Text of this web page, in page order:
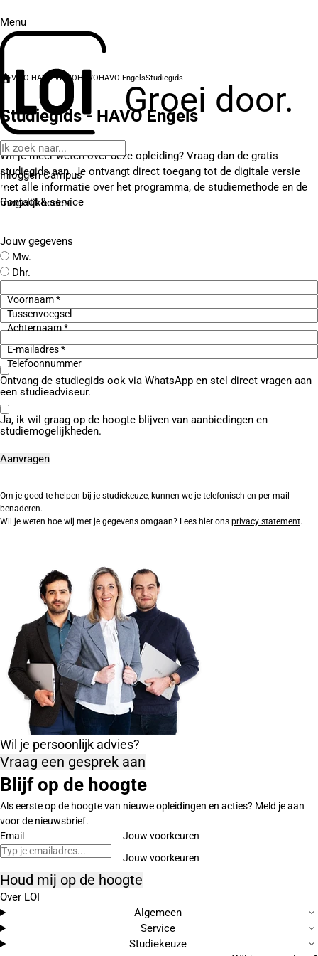
Menu
Groei door.
Inloggen Campus
Contact& service
VWO-HAVO-VMBOHAVOHAVO EngelsStudiegids
Studiegids - HAVO Engels
Wil je meer weten over deze opleiding? Vraag dan de gratis
studiegids aan. Je ontvangt direct toegang tot de digitale versie
met alle informatie over het programma, de studiemethode en de
mogelijkheden.
Jouw gegevens
Mw.
Dhr.
Voornaam *
Tussenvoegsel
Achternaam *
E-mailadres *
Telefoonnummer
Ontvang de studiegids ook via WhatsApp en stel direct vragen aan
een studieadviseur.
Ja, ik wil graag op de hoogte blijven van aanbiedingen en
studiemogelijkheden.
Om je goed te helpen bij je studiekeuze, kunnen we je telefonisch en per mail
benaderen.
Wil je weten hoe wij met je gegevens omgaan? Lees hier ons privacy statement.
Wil je persoonlijk advies?
Vraag een gesprek aan
Blijf op de hoogte
Als eerste op de hoogte van nieuwe opleidingen en acties? Meld je aan
voor de nieuwsbrief.
Email
Jouw voorkeuren
Houd mij op de hoogte
Over LOI
Algemeen
Service
Studiekeuze